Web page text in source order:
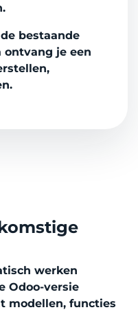
bestaande
ontvang je een
werken
Odoo-versie
modellen, functies